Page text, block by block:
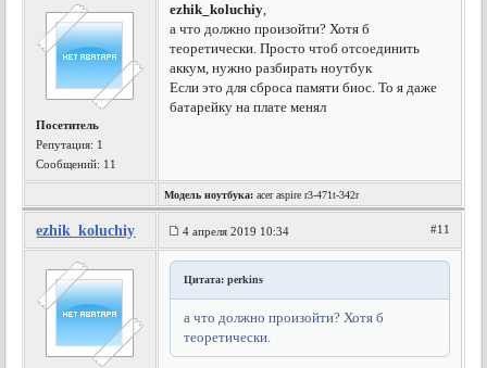
Посетитель
Репутация: 1
Сообщений: 11
ezhik_koluchiy,
а что должно произойти? Хотя б
теоретически. Просто чтоб отсоединить
аккум, нужно разбирать ноутбук
Если это для сброса памяти биос. То я даже
батарейку на плате менял
Модель ноутбука: acer aspire r3-471t-342r
ezhik_koluchiy 4 апреля 2019 10:34 #11
Цитата: perkins
а что должно произойти? Хотя б
теоретически.